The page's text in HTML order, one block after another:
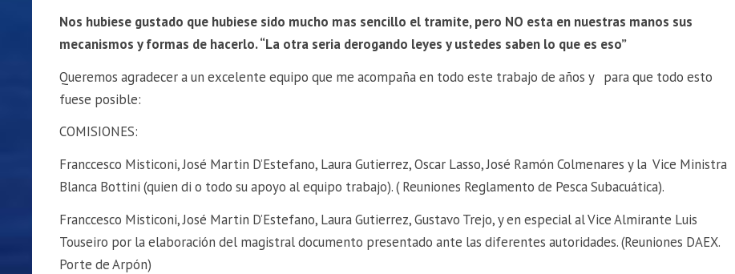
Nos hubiese gustado que hubiese sido mucho mas sencillo el tramite, pero NO esta en nuestras manos sus
mecanismos y formas de hacerlo. “La otra seria derogando leyes y ustedes saben lo que es eso”
Queremos agradecer a un excelente equipo que me acompaña en todo este trabajo de años y para que todo esto
fuese posible:
COMISIONES:
Franccesco Misticoni, José Martin D’Estefano, Laura Gutierrez, Oscar Lasso, José Ramón Colmenares y la Vice Ministra
Blanca Bottini (quien di o todo su apoyo al equipo trabajo). ( Reuniones Reglamento de Pesca Subacuática).
Franccesco Misticoni, José Martin D’Estefano, Laura Gutierrez, Gustavo Trejo, y en especial al Vice Almirante Luis
Touseiro por la elaboración del magistral documento presentado ante las diferentes autoridades. (Reuniones DAEX.
Porte de Arpón)